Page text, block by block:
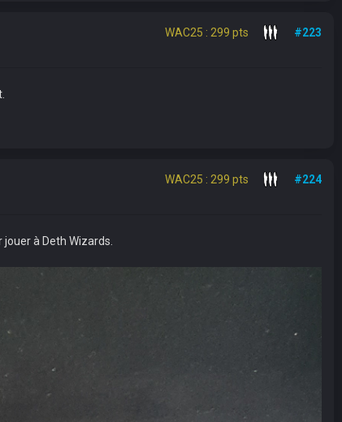
WAC25 : 299 pts #223
WAC25 : 299 pts #224
à Deth Wizards.